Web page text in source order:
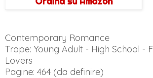
Contemporary Romance
Trope: Young Adult - High School -
Lovers
Pagine: 464 (da definire)